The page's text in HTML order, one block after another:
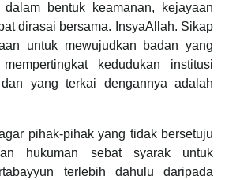
bentuk keamanan, kejayaan
dirasai bersama. InsyaAllah. Sikap
untuk mewujudkan badan yang
kedudukan institusi
yang terkai dengannya adalah
pihak-pihak yang tidak bersetuju
hukuman sebat syarak untuk
terlebih dahulu daripada